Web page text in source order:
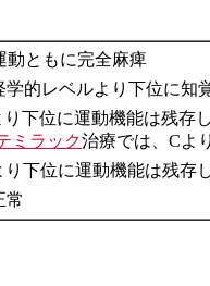
動ともに完全麻痺
学的レベルより下位に知
下位に運動機能は残存
ミラック治療では、Cよ
下位に運動機能は残存
常